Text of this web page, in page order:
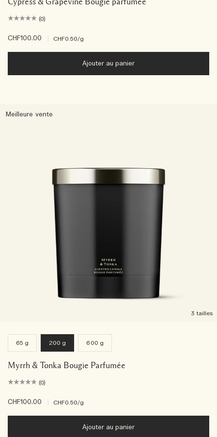
(0)
CHF100.00 CHF0.50/g
Ajouter au panier
Meilleure vente
3 tailles
65 g 200 g 600 g
Myrrh & Tonka Bougie Parfumée
(0)
CHF100.00 CHF0.50/g
Ajouter au panier